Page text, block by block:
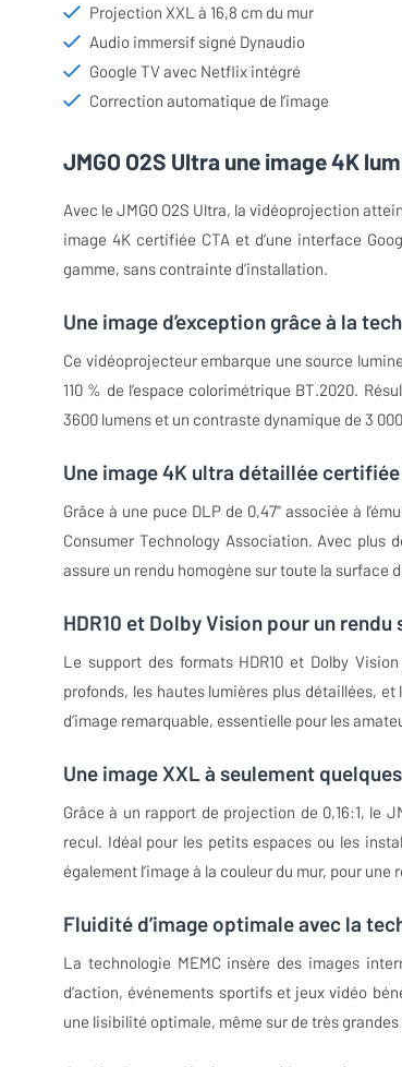
Projection XXL à 16,8 cm du mur
Audio immersif signé Dynaudio
Google TV avec Netflix intégré
Correction automatique de l’image
JMGO O2S Ultra une image 4K
Avec le JMGO O2S Ultra, la vidéoprojection
image 4K certifiée CTA et d’une interface
gamme, sans contrainte d’installation.
Une image d’exception grâce à la
Ce vidéoprojecteur embarque une source
110 % de l’espace colorimétrique BT.2020.
3600 lumens et un contraste dynamique de 3
Une image 4K ultra détaillée certifiée
Grâce à une puce DLP de 0,47" associée à
Consumer Technology Association. Avec plus
assure un rendu homogène sur toute la surface
HDR10 et Dolby Vision pour un
Le support des formats HDR10 et Dolby
profonds, les hautes lumières plus détaillées,
d’image remarquable, essentielle pour les
Une image XXL à seulement
Grâce à un rapport de projection de 0,16:1, le
recul. Idéal pour les petits espaces ou les
également l’image à la couleur du mur, pour
Fluidité d’image optimale avec la
La technologie MEMC insère des images
d’action, événements sportifs et jeux vidéo
une lisibilité optimale, même sur de très grandes